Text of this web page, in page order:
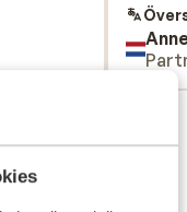
feeling,
to go
You
Your
zee.
geen